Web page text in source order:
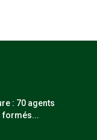
: 70 agents
formés...